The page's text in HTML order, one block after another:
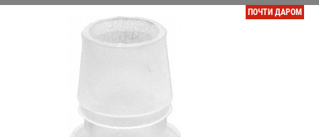
ПОЧТИ ДАРОМ